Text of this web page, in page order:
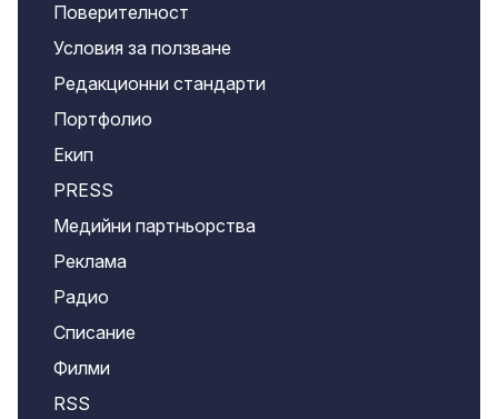
Поверителност
Условия за ползване
Редакционни стандарти
Портфолио
Екип
PRESS
Медийни партньорства
Реклама
Радио
Списание
Филми
RSS